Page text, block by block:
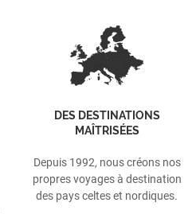
DES DESTINATIONS
MAÎTRISÉES
Depuis 1992, nous créons nos
propres voyages à destination
des pays celtes et nordiques.